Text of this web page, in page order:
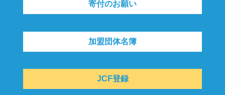
寄付のお願い
加盟団体名簿
JCF登録